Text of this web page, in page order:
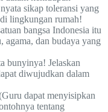
sikap toleransi yang
lingkungan rumah!
bangsa Indonesia itu
agama, dan budaya yang
bunyinya! Jelaskan
diwujudkan dalam
dapat menyisipkan
tentang